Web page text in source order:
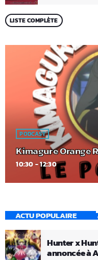
LISTE COMPLÈTE
PODCAST
Kimagure Orange
10:30 - 12:30
ACTU POPULAIRE
Hunter x
annoncée à